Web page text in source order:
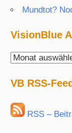
Mundtot?
VisionBlue
VisionBlue
VB RSS-
RSS –